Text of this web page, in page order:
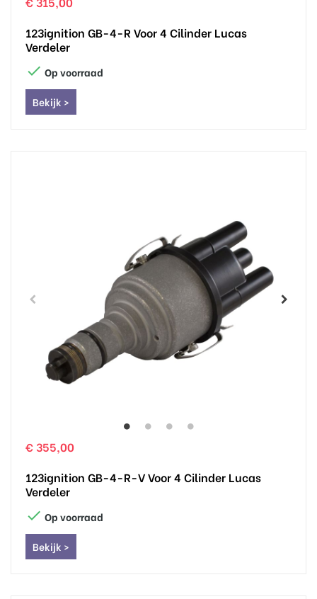
123ignition GB-4-R Voor 4 Cilinder Lucas
Verdeler
 Op voorraad
Bekijk >
€ 355,00
123ignition GB-4-R-V Voor 4 Cilinder Lucas
Verdeler
 Op voorraad
Bekijk >